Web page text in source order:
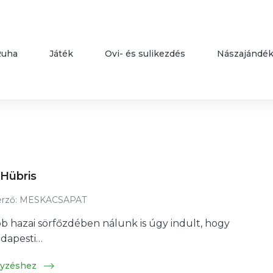
Játék Ovi- és sulikezdés Nászajándék
MESKACSAPAT
hazai sörfőzdében nálunk is úgy indult, hogy